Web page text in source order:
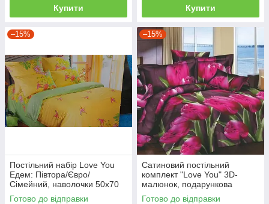
Купити Купити
–15%
Постільний набір Love You
Едем: Півтора/Євро/
Сімейний, наволочки 50x70
полуторний
Готово до відправки
–15%
Сатиновий постільний
комплект "Love You" 3D-
малюнок, подарункова
упаковка полуторний
Готово до відправки